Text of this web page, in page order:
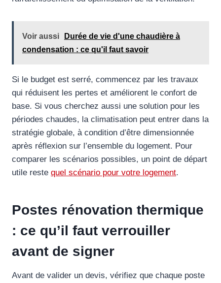
Voir aussi
Durée de vie d'une chaudière à
condensation : ce qu'il faut savoir
Si le budget est serré, commencez par les travaux
qui réduisent les pertes et améliorent le confort de
base. Si vous cherchez aussi une solution pour les
périodes chaudes, la climatisation peut entrer dans la
stratégie globale, à condition d’être dimensionnée
après réflexion sur l’ensemble du logement. Pour
comparer les scénarios possibles, un point de départ
utile reste quel scénario pour votre logement.
Postes rénovation thermique
: ce qu’il faut verrouiller
avant de signer
Avant de valider un devis, vérifiez que chaque poste